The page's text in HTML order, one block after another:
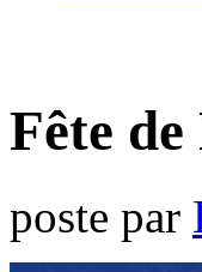
Fête
poste par